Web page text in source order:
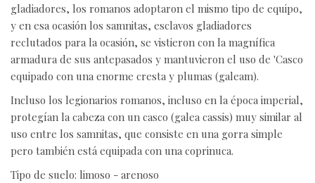
gladiadores, los romanos adoptaron el mismo tipo de equipo,
y en esa ocasión los samnitas, esclavos gladiadores
reclutados para la ocasión, se vistieron con la magnífica
armadura de sus antepasados ​​y mantuvieron el uso de 'Casco
equipado con una enorme cresta y plumas (galeam).
Incluso los legionarios romanos, incluso en la época imperial,
protegían la cabeza con un casco (galea cassis) muy similar al
uso entre los samnitas, que consiste en una gorra simple
pero también está equipada con una coprinuca.
Tipo de suelo: limoso - arenoso